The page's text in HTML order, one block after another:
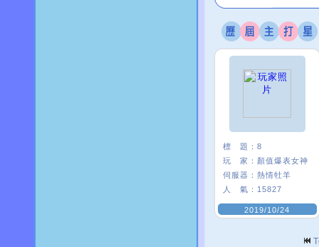
標 題： 8
玩 家： 顏值爆表女神
伺服器： 熱情牡羊
人 氣： 15827
2019/10/24